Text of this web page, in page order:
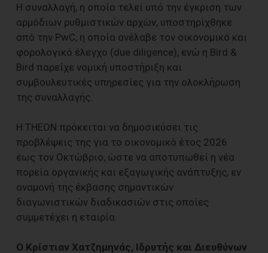
Η συναλλαγή, η οποία τελεί υπό την έγκριση των
αρμόδιων ρυθμιστικών αρχών, υποστηρίχθηκε
από την PwC, η οποία ανέλαβε τον οικονομικό και
φορολογικό έλεγχο (due diligence), ενώ η Bird &
Bird παρείχε νομική υποστήριξη και
συμβουλευτικές υπηρεσίες για την ολοκλήρωση
της συναλλαγής.
Η THEON πρόκειται να δημοσιεύσει τις
προβλέψεις της για το οικονομικό έτος 2026
έως τον Οκτώβριο, ώστε να αποτυπωθεί η νέα
πορεία οργανικής και εξαγωγικής ανάπτυξης, εν
αναμονή της έκβασης σημαντικών
διαγωνιστικών διαδικασιών στις οποίες
συμμετέχει η εταιρία.
Ο Κρίστιαν Χατζημηνάς, Ιδρυτής και Διευθύνων